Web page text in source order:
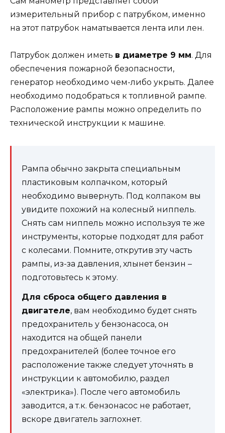
измерительный прибор с патрубком, именно
на этот патрубок наматывается лента или лен.
Патрубок должен иметь в диаметре 9 мм. Для
обеспечения пожарной безопасности,
генератор необходимо чем-либо укрыть. Далее
необходимо подобраться к топливной рампе.
Расположение рампы можно определить по
технической инструкции к машине.
Рампа обычно закрыта специальным
пластиковым колпачком, который
необходимо вывернуть. Под колпаком вы
увидите похожий на колесный ниппель.
Снять сам ниппель можно используя те же
инструменты, которые подходят для работ
с колесами. Помните, открутив эту часть
рампы, из-за давления, хлынет бензин –
подготовьтесь к этому.
Для сброса общего давления в
двигателе, вам необходимо будет снять
предохранитель у бензонасоса, он
находится на общей панели
предохранителей (более точное его
расположение также следует уточнять в
инструкции к автомобилю, раздел
«электрика»). После чего автомобиль
заводится, а т.к. бензонасос не работает,
вскоре двигатель заглохнет.